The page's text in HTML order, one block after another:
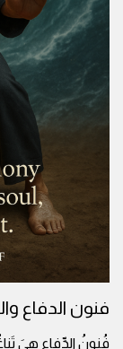
فنون الدفاع
فُنونُ الدِّفاعِ هِيَ